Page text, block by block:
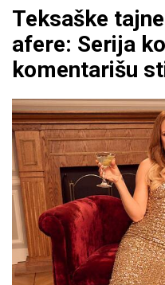
Teksaške
afere: Serija
komentarišu